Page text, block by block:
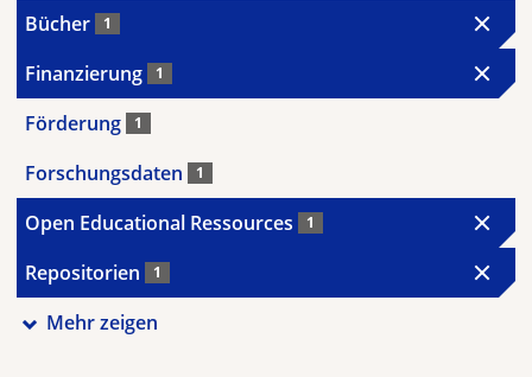
Bücher 1
Finanzierung 1
Förderung 1
Forschungsdaten 1
Open Educational Ressources 1
Repositorien 1
Mehr zeigen